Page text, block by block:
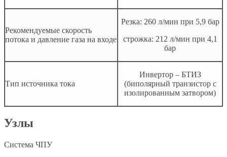
Рекомендуемые скорость
потока и давление газа на входе
Резка: 260 л/мин при 5,9 бар
строжка: 212 л/мин при 4,1
бар
Тип источника тока
Инвертор – БТИЗ
(биполярный транзистор с
изолированным затвором)
Узлы
Система ЧПУ